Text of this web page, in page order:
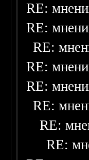
RE:
RE:
RE:
RE:
RE:
RE:
RE:
RE: